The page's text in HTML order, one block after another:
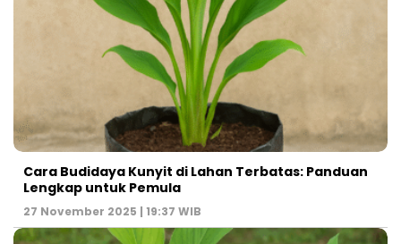
Cara Budidaya Kunyit di Lahan Terbatas: Panduan
Lengkap untuk Pemula
27 November 2025 | 19:37 WIB